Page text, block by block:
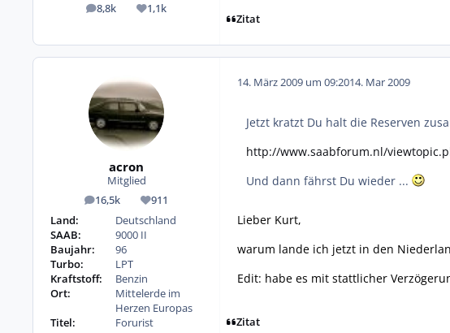
8,8k
Beiträge 1,1k
Reputation Zitat
acron
Mitglied
16,5k
Beiträge 911
Reputation
Land:
Deutschland
SAAB:
9000 II
Baujahr:
96
Turbo:
LPT
Kraftstoff:
Benzin
Ort:
Mittelerde im
Herzen Europas
Titel:
Forurist
14. März 2009 um 09:2014. Mar 2009
Jetzt kratzt Du halt die Reserven
http://www.saabforum.nl/
Und dann fährst Du wieder ...
Lieber Kurt,
warum lande ich jetzt in den
Edit: habe es mit stattlicher
Zitat